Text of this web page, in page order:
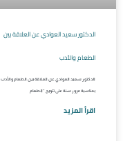
الدكتور سعيد العوادي عن العلاقة بين
الطعام والأدب
الدكتور سعيد العوادي عن العلاقة بين الطعام والأدب
بمناسبة مرور سنة على تتويج “الطعام
اقرأ المزيد